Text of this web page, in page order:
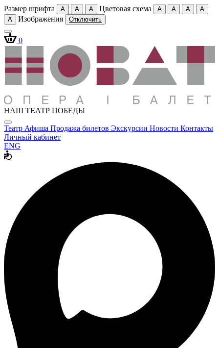
Размер шрифта A A A Цветовая схема A A A
A
A
Изображения Отключить
0
НАШ ТЕАТР ПОБЕДЫ
Театр Афиша Продажа билетов Экскурсии Новости Контакты
Личный кабинет
ENG